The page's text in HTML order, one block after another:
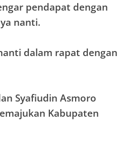
pendapat dengan
nanti.
dalam rapat dengan
Syafiudin Asmoro
Kabupaten